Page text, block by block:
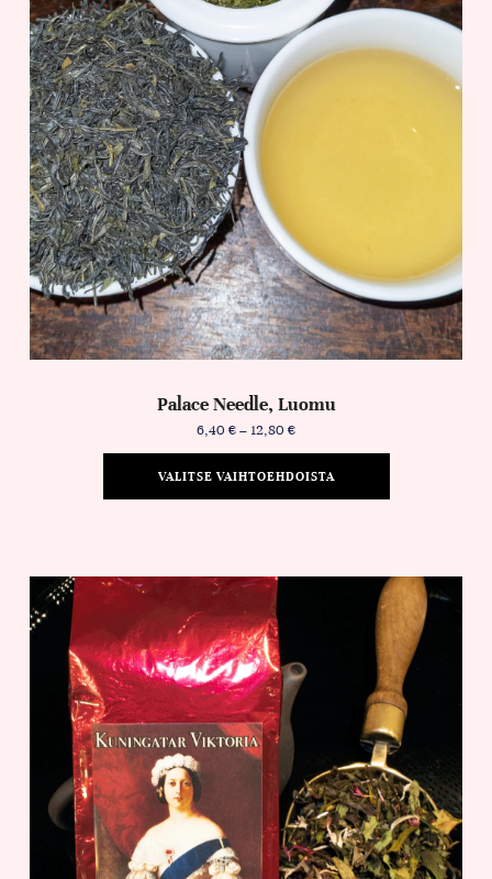
Palace Needle, Luomu
6,40 €– 12,80 €
VALITSE VAIHTOEHDOISTA